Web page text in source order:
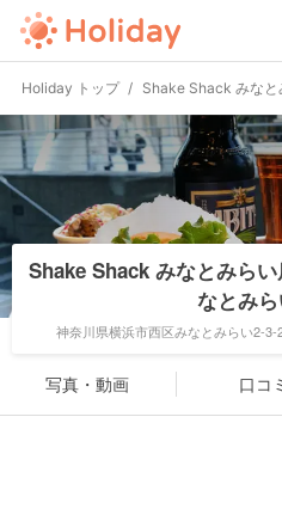
Holiday トップ Shake Shack みなと
Shake Shack みなとみら
なとみら
神奈川県横浜市西区みなとみらい2-
写真・動画 口コ